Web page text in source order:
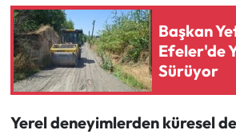
Başkan
Efeler'de
Sürüyor
Yerel deneyimlerden küresel